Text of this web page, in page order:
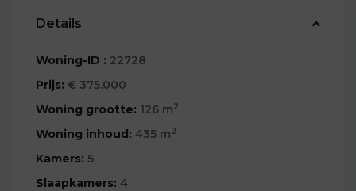
Details
Woning-ID : 22728
Prijs: € 375.000
Woning grootte: 126 m2
Woning inhoud: 435 m2
Kamers: 5
Slaapkamers: 4